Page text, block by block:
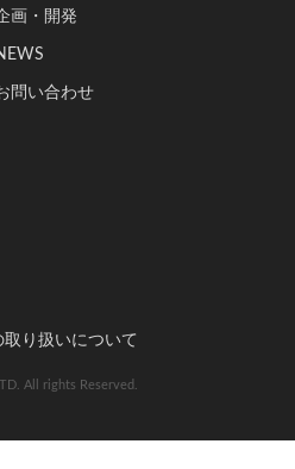
画・開発
問い合わせ
り扱いについて
All rights Reserved.